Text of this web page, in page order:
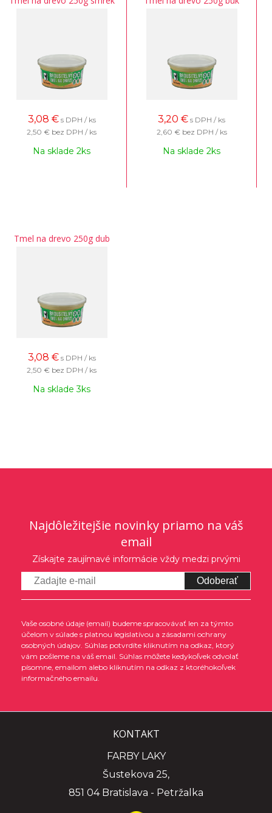
3,08 € s DPH / ks
2,50 € bez DPH / ks
Na sklade 2ks
3,20 € s DPH / ks
2,60 € bez DPH / ks
Na sklade 2ks
Tmel na drevo 250g dub
3,08 € s DPH / ks
2,50 € bez DPH / ks
Na sklade 3ks
Najdôležitejšie novinky priamo na váš
email
Získajte zaujímavé informácie vždy medzi prvými
Odoberať
Vaše osobné údaje (email) budeme spracovávať len za týmto
účelom v súlade s platnou legislatívou a zásadami ochrany
osobných údajov. Súhlas potvrdíte kliknutím na odkaz, ktorý
vám pošleme na váš email. Súhlas môžete kedykoľvek odvolať
písomne, emailom alebo kliknutím na odkaz z ktoréhokoľvek
informačného emailu.
KONTAKT
FARBY LAKY
Šustekova 25,
851 04 Bratislava - Petržalka